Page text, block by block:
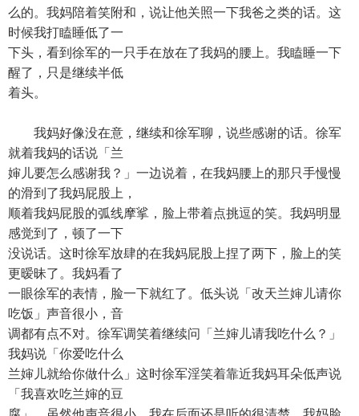
么的。我妈陪着笑附和，说让他关照一下我爸之类的话。这
时候我打瞌睡低了一
下头，看到徐军的一只手在放在了我妈的腰上。我瞌睡一下
醒了，只是继续半低
着头。
我妈好像没在意，继续和徐军聊，说些感谢的话。徐军
就着我妈的话说「兰
婶儿要怎么感谢我？」一边说着，在我妈腰上的那只手慢慢
的滑到了我妈屁股上，
顺着我妈屁股的弧线摩挲，脸上带着点挑逗的笑。我妈明显
感觉到了，顿了一下
没说话。这时徐军放肆的在我妈屁股上捏了两下，脸上的笑
更暧昧了。我妈看了
一眼徐军的表情，脸一下就红了。低头说「改天兰婶儿请你
吃饭」声音很小，音
调都有点不对。徐军调笑着继续问「兰婶儿请我吃什么？」
我妈说「你爱吃什么
兰婶儿就给你做什么」这时徐军淫笑着靠近我妈耳朵低声说
「我喜欢吃兰婶的豆